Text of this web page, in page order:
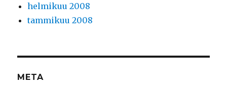
helmikuu 2008
tammikuu 2008
META